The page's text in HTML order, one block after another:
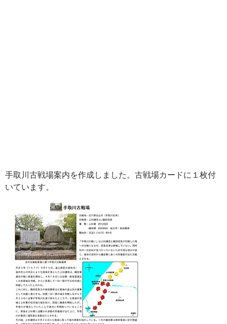
手取川古戦場案内を作成しました。古戦場カードに１枚付
いています。